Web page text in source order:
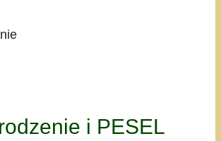
i PESEL